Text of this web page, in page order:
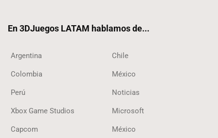
En 3DJuegos LATAM hablamos de...
Argentina Chile
Colombia México
Perú Noticias
Xbox Game Studios Microsoft
Capcom México